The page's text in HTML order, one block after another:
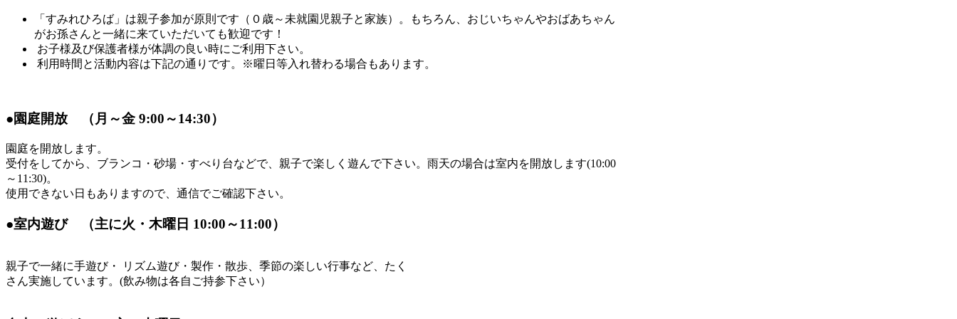
「すみれひろば」は親子参加が原則です（０歳～未就園児親子と家族）。もちろん、おじいちゃんやおばあちゃん
がお孫さんと一緒に来ていただいても歓迎です！
お子様及び保護者様が体調の良い時にご利用下さい。
利用時間と活動内容は下記の通りです。※曜日等入れ替わる場合もあります。
●園庭開放 （月～金 9:00～14:30）
園庭を開放します。
受付をしてから、ブランコ・砂場・すべり台などで、親子で楽しく遊んで下さい。雨天の場合は室内を開放します(10:00
～11:30)。
使用できない日もありますので、通信でご確認下さい。
●室内遊び （主に火・木曜日 10:00～11:00）
親子で一緒に手遊び・ リズム遊び・製作・散歩、季節の楽しい行事など、たく
さん実施しています。(飲み物は各自ご持参下さい）